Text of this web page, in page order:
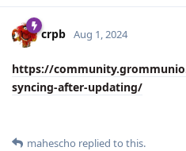
crpb Aug 1, 2024
https://
syncing-after-updating/
mahescho replied to this.